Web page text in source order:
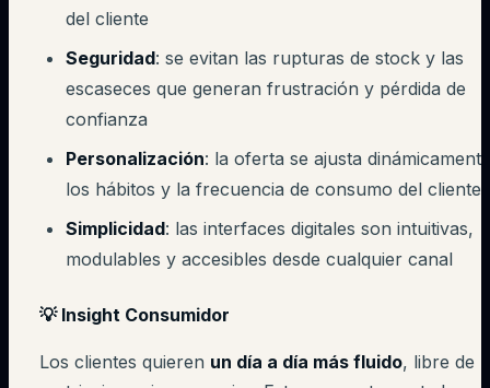
del cliente
Seguridad: se evitan las rupturas de stock y las
escaseces que generan frustración y pérdida de
confianza
Personalización: la oferta se ajusta
los hábitos y la frecuencia de consumo del cliente
Simplicidad: las interfaces digitales son intuitivas,
modulables y accesibles desde cualquier canal
💡 Insight Consumidor
Los clientes quieren un día a día más fluido, libre de